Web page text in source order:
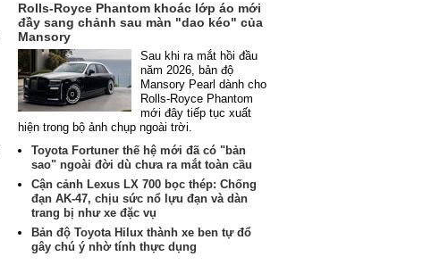
Rolls-Royce Phantom khoác lớp áo mới
đầy sang chảnh sau màn "dao kéo" của
Mansory
Sau khi ra mắt hồi đầu
năm 2026, bản độ
Mansory Pearl dành cho
Rolls-Royce Phantom
mới đây tiếp tục xuất
hiện trong bộ ảnh chụp ngoài trời.
Toyota Fortuner thế hệ mới đã có "bản
sao" ngoài đời dù chưa ra mắt toàn cầu
Cận cảnh Lexus LX 700 bọc thép: Chống
đạn AK-47, chịu sức nổ lựu đạn và dàn
trang bị như xe đặc vụ
Bản độ Toyota Hilux thành xe ben tự đổ
gây chú ý nhờ tính thực dụng